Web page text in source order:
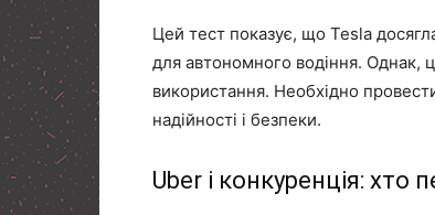
Цей тест показує, що Tesla
для автономного водіння. Однак,
використання. Необхідно
надійності і безпеки.
Uber і конкуренція: хто